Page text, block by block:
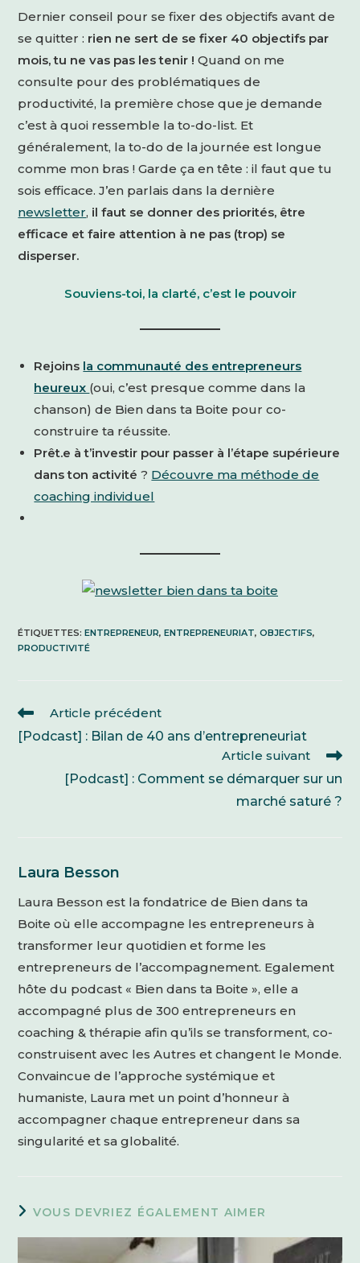
Dernier conseil pour se fixer des objectifs avant de
se quitter : rien ne sert de se fixer 40 objectifs par
mois, tu ne vas pas les tenir !Quand on me
consulte pour des problématiques de
productivité, la première chose que je demande
c’est à quoi ressemble la to-do-list. Et
généralement, la to-do de la journée est longue
comme mon bras ! Garde ça en tête : il faut que tu
sois efficace. J’en parlais dans la dernière
newsletter, il faut se donner des priorités, être
efficace et faire attention à ne pas (trop) se
disperser.
Souviens-toi, la clarté, c’est le pouvoir
Rejoins la communauté des entrepreneurs
heureux (oui, c’est presque comme dans la
chanson) de Bien dans ta Boite pour co-
construire ta réussite.
Prêt.e à t’investir pour passer à l’étape supérieure
dans ton activité ? Découvre ma méthode de
coaching individuel
ÉTIQUETTES:ENTREPRENEUR, ENTREPRENEURIAT, OBJECTIFS,
PRODUCTIVITÉ
Read
articles
Article précédent
[Podcast] : Bilan de 40 ans d’entrepreneuriat
Article suivant
[Podcast] : Comment se démarquer sur un
marché saturé ?
Laura Besson
Laura Besson est la fondatrice de Bien dans ta
Boite où elle accompagne les entrepreneurs à
transformer leur quotidien et forme les
entrepreneurs de l’accompagnement. Egalement
hôte du podcast « Bien dans ta Boite », elle a
accompagné plus de 300 entrepreneurs en
coaching & thérapie afin qu’ils se transforment, co-
construisent avec les Autres et changent le Monde.
Convaincue de l’approche systémique et
humaniste, Laura met un point d’honneur à
accompagner chaque entrepreneur dans sa
singularité et sa globalité.
VOUS DEVRIEZ ÉGALEMENT AIMER